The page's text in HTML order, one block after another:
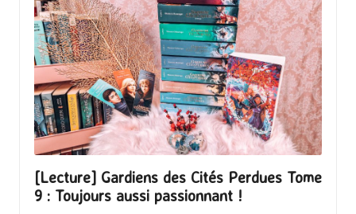
[Lecture] Gardiens des Cités Perdues Tome
9 : Toujours aussi passionnant !